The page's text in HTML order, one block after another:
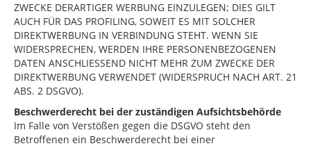
ZWECKE DERARTIGER WERBUNG EINZULEGEN; DIES GILT
AUCH FÜR DAS PROFILING, SOWEIT ES MIT SOLCHER
DIREKTWERBUNG IN VERBINDUNG STEHT. WENN SIE
WIDERSPRECHEN, WERDEN IHRE PERSONENBEZOGENEN
DATEN ANSCHLIESSEND NICHT MEHR ZUM ZWECKE DER
DIREKTWERBUNG VERWENDET (WIDERSPRUCH NACH ART. 21
ABS. 2 DSGVO).
Beschwerderecht bei der zuständigen Aufsichtsbehörde
Im Falle von Verstößen gegen die DSGVO steht den
Betroffenen ein Beschwerderecht bei einer